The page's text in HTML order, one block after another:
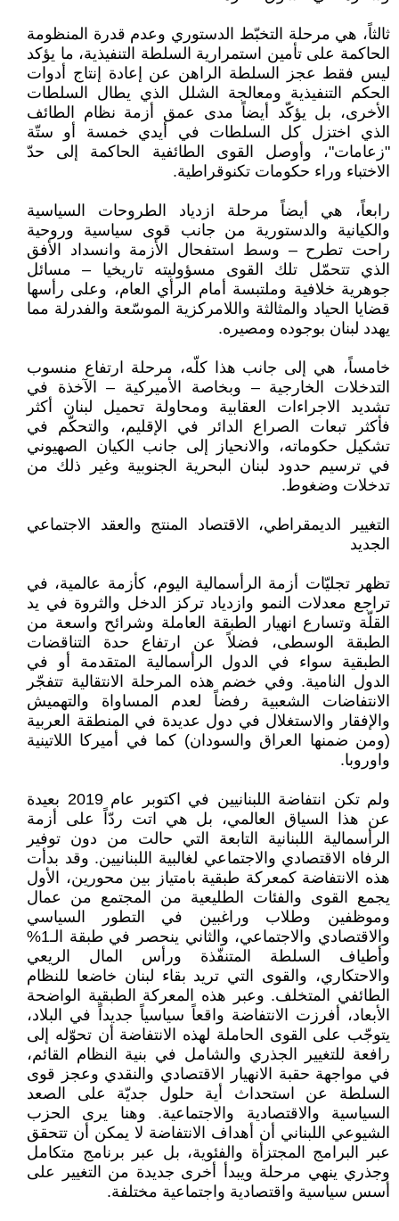
ثالثاً، هي مرحلة التخبّط الدستوري وعدم قدرة المنظومة
الحاكمة على تأمين استمرارية السلطة التنفيذية، ما يؤكد
ليس فقط عجز السلطة الراهن عن إعادة إنتاج أدوات
الحكم التنفيذية ومعالجة الشلل الذي يطال السلطات
الأخرى، بل يؤكّد أيضاً مدى عمق أزمة نظام الطائف
الذي اختزل كل السلطات في أيدي خمسة أو ستّة
"زعامات"، وأوصل القوى الطائفية الحاكمة إلى حدّ
الاختباء وراء حكومات تكنوقراطية.
رابعاً، هي أيضاً مرحلة ازدياد الطروحات السياسية
والكيانية والدستورية من جانب قوى سياسية وروحية
راحت تطرح – وسط استفحال الأزمة وانسداد الأفق
الذي تتحمّل تلك القوى مسؤوليته تاريخيا – مسائل
جوهرية خلافية وملتبسة أمام الرأي العام، وعلى رأسها
قضايا الحياد والمثالثة واللامركزية الموسّعة والفدرلة مما
يهدد لبنان بوجوده ومصيره.
خامساً، هي إلى جانب هذا كلّه، مرحلة ارتفاع منسوب
التدخلات الخارجية – وبخاصة الأميركية – الآخذة في
تشديد الاجراءات العقابية ومحاولة تحميل لبنان أكثر
فأكثر تبعات الصراع الدائر في الإقليم، والتحكّم في
تشكيل حكوماته، والانحياز إلى جانب الكيان الصهيوني
في ترسيم حدود لبنان البحرية الجنوبية وغير ذلك من
تدخلات وضغوط.
التغيير الديمقراطي، الاقتصاد المنتج والعقد الاجتماعي
الجديد
تظهر تجليّات أزمة الرأسمالية اليوم، كأزمة عالمية، في
تراجع معدلات النمو وازدياد تركز الدخل والثروة في يد
القلّة وتسارع انهيار الطبقة العاملة وشرائح واسعة من
الطبقة الوسطى، فضلاً عن ارتفاع حدة التناقضات
الطبقية سواء في الدول الرأسمالية المتقدمة أو في
الدول النامية. وفي خضم هذه المرحلة الانتقالية تتفجّر
الانتفاضات الشعبية رفضاً لعدم المساواة والتهميش
والإفقار والاستغلال في دول عديدة في المنطقة العربية
(ومن ضمنها العراق والسودان) كما في أميركا اللاتينية
واوروبا.
ولم تكن انتفاضة اللبنانيين في اكتوبر عام 2019 بعيدة
عن هذا السياق العالمي، بل هي اتت ردّاً على أزمة
الرأسمالية اللبنانية التابعة التي حالت من دون توفير
الرفاه الاقتصادي والاجتماعي لغالبية اللبنانيين. وقد بدأت
هذه الانتفاضة كمعركة طبقية بامتياز بين محورين، الأول
يجمع القوى والفئات الطليعية من المجتمع من عمال
وموظفين وطلاب وراغبين في التطور السياسي
والاقتصادي والاجتماعي، والثاني ينحصر في طبقة الـ1%
وأطياف السلطة المتنفّذة ورأس المال الريعي
والاحتكاري، والقوى التي تريد بقاء لبنان خاضعا للنظام
الطائفي المتخلف. وعبر هذه المعركة الطبقية الواضحة
الأبعاد، أفرزت الانتفاضة واقعاً سياسياً جديداً في البلاد،
يتوجّب على القوى الحاملة لهذه الانتفاضة أن تحوّله إلى
رافعة للتغيير الجذري والشامل في بنية النظام القائم،
في مواجهة حقبة الانهيار الاقتصادي والنقدي وعجز قوى
السلطة عن استحداث أية حلول جديّة على الصعد
السياسية والاقتصادية والاجتماعية. وهنا يرى الحزب
الشيوعي اللبناني أن أهداف الانتفاضة لا يمكن أن تتحقق
عبر البرامج المجتزأة والفئوية، بل عبر برنامج متكامل
وجذري ينهي مرحلة ويبدأ أخرى جديدة من التغيير على
أسس سياسية واقتصادية واجتماعية مختلفة.